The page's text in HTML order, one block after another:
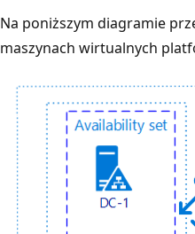
Na poniższym diagramie
maszynach wirtualnych